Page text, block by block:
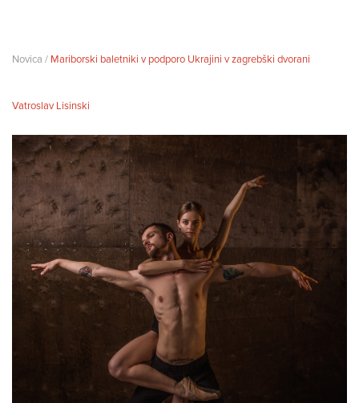
Novica / Mariborski baletniki v podporo Ukrajini v zagrebški dvorani
Vatroslav Lisinski